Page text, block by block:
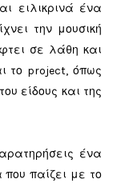
ειλικρινά ένα
την μουσική
σε λάθη και
το project, όπως
είδους και της
ένα
παίζει με το